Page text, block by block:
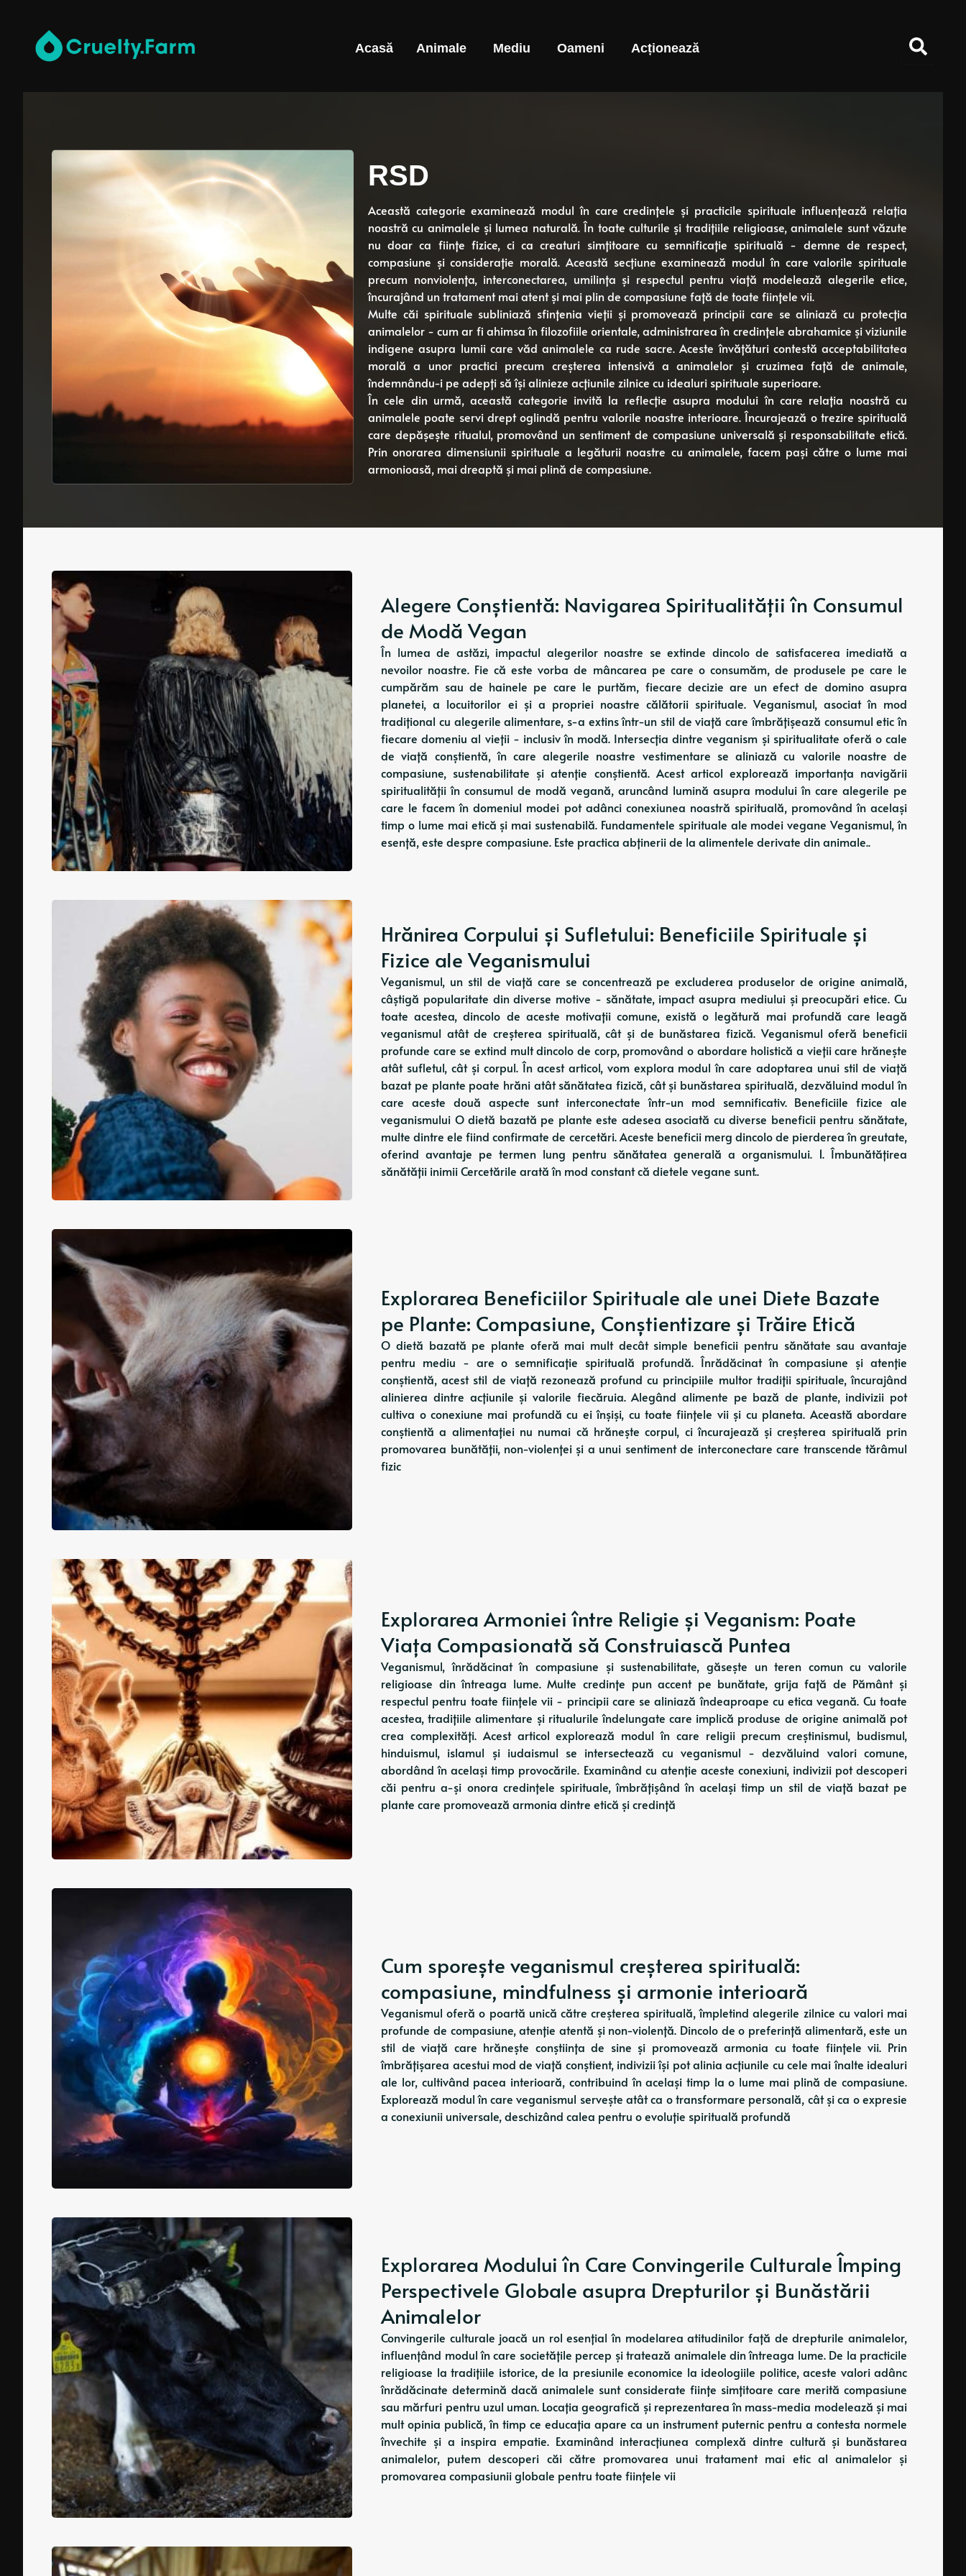
Acasă Animale Mediu Oameni Acționează
RSD
Această categorie examinează modul în care credințele și practicile spirituale influențează relația
noastră cu animalele și lumea naturală. În toate culturile și tradițiile religioase, animalele sunt văzute
nu doar ca ființe fizice, ci ca creaturi simțitoare cu semnificație spirituală - demne de respect,
compasiune și considerație morală. Această secțiune examinează modul în care valorile spirituale
precum nonviolența, interconectarea, umilința și respectul pentru viață modelează alegerile etice,
încurajând un tratament mai atent și mai plin de compasiune față de toate ființele vii.
Multe căi spirituale subliniază sfințenia vieții și promovează principii care se aliniază cu protecția
animalelor - cum ar fi ahimsa în filozofiile orientale, administrarea în credințele abrahamice și viziunile
indigene asupra lumii care văd animalele ca rude sacre. Aceste învățături contestă acceptabilitatea
morală a unor practici precum creșterea intensivă a animalelor și cruzimea față de animale,
îndemnându-i pe adepți să își alinieze acțiunile zilnice cu idealuri spirituale superioare.
În cele din urmă, această categorie invită la reflecție asupra modului în care relația noastră cu
animalele poate servi drept oglindă pentru valorile noastre interioare. Încurajează o trezire spirituală
care depășește ritualul, promovând un sentiment de compasiune universală și responsabilitate etică.
Prin onorarea dimensiunii spirituale a legăturii noastre cu animalele, facem pași către o lume mai
armonioasă, mai dreaptă și mai plină de compasiune.
Alegere Conștientă: Navigarea Spiritualității în Consumul
de Modă Vegan
În lumea de astăzi, impactul alegerilor noastre se extinde dincolo de satisfacerea imediată a
nevoilor noastre. Fie că este vorba de mâncarea pe care o consumăm, de produsele pe care le
cumpărăm sau de hainele pe care le purtăm, fiecare decizie are un efect de domino asupra
planetei, a locuitorilor ei și a propriei noastre călătorii spirituale. Veganismul, asociat în mod
tradițional cu alegerile alimentare, s-a extins într-un stil de viață care îmbrățișează consumul etic în
fiecare domeniu al vieții - inclusiv în modă. Intersecția dintre veganism și spiritualitate oferă o cale
de viață conștientă, în care alegerile noastre vestimentare se aliniază cu valorile noastre de
compasiune, sustenabilitate și atenție conștientă. Acest articol explorează importanța navigării
spiritualității în consumul de modă vegană, aruncând lumină asupra modului în care alegerile pe
care le facem în domeniul modei pot adânci conexiunea noastră spirituală, promovând în același
timp o lume mai etică și mai sustenabilă. Fundamentele spirituale ale modei vegane Veganismul, în
esență, este despre compasiune. Este practica abținerii de la alimentele derivate din animale..
Hrănirea Corpului și Sufletului: Beneficiile Spirituale și
Fizice ale Veganismului
Veganismul, un stil de viață care se concentrează pe excluderea produselor de origine animală,
câștigă popularitate din diverse motive - sănătate, impact asupra mediului și preocupări etice. Cu
toate acestea, dincolo de aceste motivații comune, există o legătură mai profundă care leagă
veganismul atât de creșterea spirituală, cât și de bunăstarea fizică. Veganismul oferă beneficii
profunde care se extind mult dincolo de corp, promovând o abordare holistică a vieții care hrănește
atât sufletul, cât și corpul. În acest articol, vom explora modul în care adoptarea unui stil de viață
bazat pe plante poate hrăni atât sănătatea fizică, cât și bunăstarea spirituală, dezvăluind modul în
care aceste două aspecte sunt interconectate într-un mod semnificativ. Beneficiile fizice ale
veganismului O dietă bazată pe plante este adesea asociată cu diverse beneficii pentru sănătate,
multe dintre ele fiind confirmate de cercetări. Aceste beneficii merg dincolo de pierderea în greutate,
oferind avantaje pe termen lung pentru sănătatea generală a organismului. 1. Îmbunătățirea
sănătății inimii Cercetările arată în mod constant că dietele vegane sunt..
Explorarea Beneficiilor Spirituale ale unei Diete Bazate
pe Plante: Compasiune, Conștientizare și Trăire Etică
O dietă bazată pe plante oferă mai mult decât simple beneficii pentru sănătate sau avantaje
pentru mediu - are o semnificație spirituală profundă. Înrădăcinat în compasiune și atenție
conștientă, acest stil de viață rezonează profund cu principiile multor tradiții spirituale, încurajând
alinierea dintre acțiunile și valorile fiecăruia. Alegând alimente pe bază de plante, indivizii pot
cultiva o conexiune mai profundă cu ei înșiși, cu toate ființele vii și cu planeta. Această abordare
conștientă a alimentației nu numai că hrănește corpul, ci încurajează și creșterea spirituală prin
promovarea bunătății, non-violenței și a unui sentiment de interconectare care transcende tărâmul
fizic
Explorarea Armoniei între Religie și Veganism: Poate
Viața Compasionată să Construiască Puntea
Veganismul, înrădăcinat în compasiune și sustenabilitate, găsește un teren comun cu valorile
religioase din întreaga lume. Multe credințe pun accent pe bunătate, grija față de Pământ și
respectul pentru toate ființele vii - principii care se aliniază îndeaproape cu etica vegană. Cu toate
acestea, tradițiile alimentare și ritualurile îndelungate care implică produse de origine animală pot
crea complexități. Acest articol explorează modul în care religii precum creștinismul, budismul,
hinduismul, islamul și iudaismul se intersectează cu veganismul - dezvăluind valori comune,
abordând în același timp provocările. Examinând cu atenție aceste conexiuni, indivizii pot descoperi
căi pentru a-și onora credințele spirituale, îmbrățișând în același timp un stil de viață bazat pe
plante care promovează armonia dintre etică și credință
Cum sporește veganismul creșterea spirituală:
compasiune, mindfulness și armonie interioară
Veganismul oferă o poartă unică către creșterea spirituală, împletind alegerile zilnice cu valori mai
profunde de compasiune, atenție atentă și non-violență. Dincolo de o preferință alimentară, este un
stil de viață care hrănește conștiința de sine și promovează armonia cu toate ființele vii. Prin
îmbrățișarea acestui mod de viață conștient, indivizii își pot alinia acțiunile cu cele mai înalte idealuri
ale lor, cultivând pacea interioară, contribuind în același timp la o lume mai plină de compasiune.
Explorează modul în care veganismul servește atât ca o transformare personală, cât și ca o expresie
a conexiunii universale, deschizând calea pentru o evoluție spirituală profundă
Explorarea Modului în Care Convingerile Culturale Împing
Perspectivele Globale asupra Drepturilor și Bunăstării
Animalelor
Convingerile culturale joacă un rol esențial în modelarea atitudinilor față de drepturile animalelor,
influențând modul în care societățile percep și tratează animalele din întreaga lume. De la practicile
religioase la tradițiile istorice, de la presiunile economice la ideologiile politice, aceste valori adânc
înrădăcinate determină dacă animalele sunt considerate ființe simțitoare care merită compasiune
sau mărfuri pentru uzul uman. Locația geografică și reprezentarea în mass-media modelează și mai
mult opinia publică, în timp ce educația apare ca un instrument puternic pentru a contesta normele
învechite și a inspira empatie. Examinând interacțiunea complexă dintre cultură și bunăstarea
animalelor, putem descoperi căi către promovarea unui tratament mai etic al animalelor și
promovarea compasiunii globale pentru toate ființele vii